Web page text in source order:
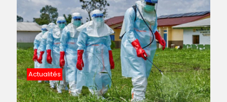
Actualités